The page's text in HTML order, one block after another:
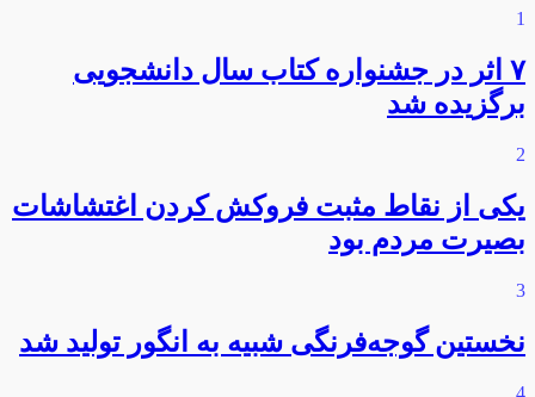
1
۷ اثر در جشنواره کتاب سال دانشجویی
برگزیده شد
2
یکی از نقاط مثبت فروکش کردن اغتشاشات
بصیرت مردم بود
3
نخستین گوجه‌فرنگی شبیه به انگور تولید شد
4